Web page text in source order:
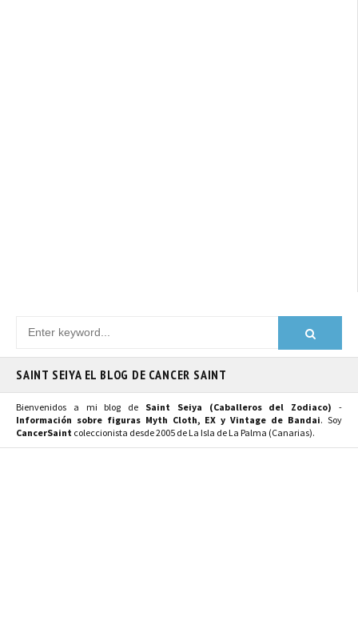
SAINT SEIYA EL BLOG DE CANCER SAINT
Bienvenidos a mi blog de Saint Seiya (Caballeros del Zodiaco) -
Información sobre figuras Myth Cloth, EX y Vintage de Bandai. Soy
CancerSaint coleccionista desde 2005 de La Isla de La Palma (Canarias).